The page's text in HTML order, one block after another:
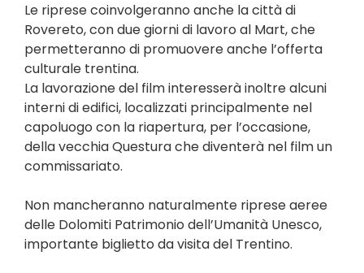
Le riprese coinvolgeranno anche la città di
Rovereto, con due giorni di lavoro al Mart, che
permetteranno di promuovere anche l’offerta
culturale trentina.
La lavorazione del film interesserà inoltre alcuni
interni di edifici, localizzati principalmente nel
capoluogo con la riapertura, per l’occasione,
della vecchia Questura che diventerà nel film un
commissariato.
Non mancheranno naturalmente riprese aeree
delle Dolomiti Patrimonio dell’Umanità Unesco,
importante biglietto da visita del Trentino.